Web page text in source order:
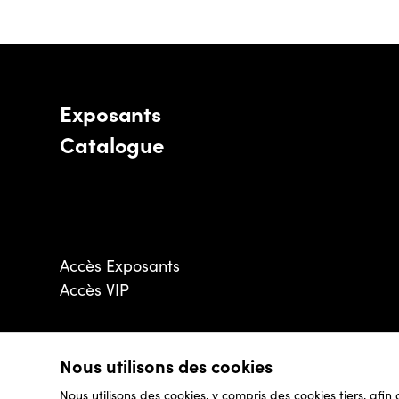
Nous utilisons des cookies
Nous utilisons des cookies, y compris des cookies tiers,
Exposants
Catalogue
Accès Exposants
Accès VIP
© 2026 - Luxembourg Art Week S.A.